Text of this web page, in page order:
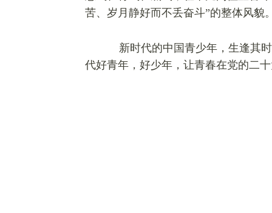
苦、岁月静好而不丢奋斗”的整体风貌
新时代的中国青少年，生逢其
代好青年，好少年，让青春在党的二